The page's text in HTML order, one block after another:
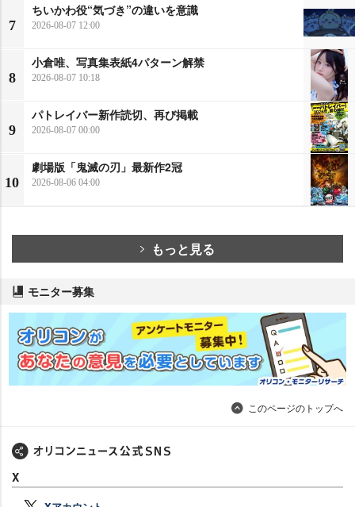
7
ちいかわ役“気づき”の違いを意識
2026-08-07 12:00
8
小倉唯、写真集表紙4パターン解禁
2026-08-07 10:18
9
パトレイバー新作読切、再び掲載
2026-08-07 00:00
10
劇場版「鬼滅の刃」最新作2冠
2026-08-06 04:00
もっと見る
モニター募集
このページのトップへ
X